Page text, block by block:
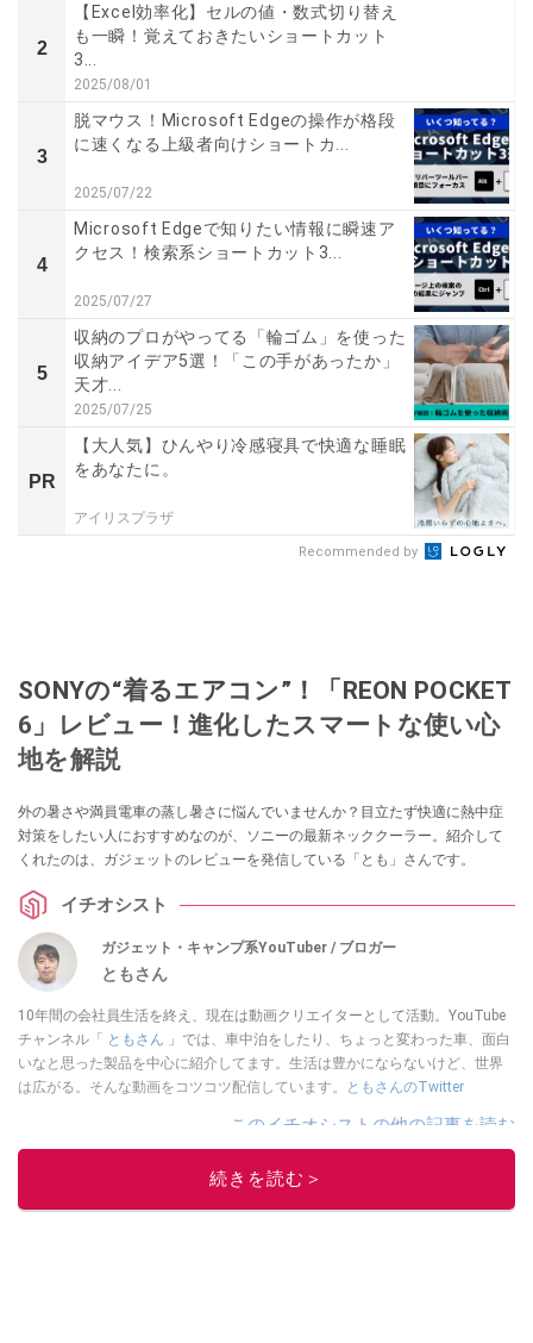
2
【Excel効率化】セルの値・数式切り替え
も一瞬！覚えておきたいショートカット
3...
2025/08/01
3
脱マウス！Microsoft Edgeの操作が格段
に速くなる上級者向けショートカ...
2025/07/22
4
Microsoft Edgeで知りたい情報に瞬速ア
クセス！検索系ショートカット3...
2025/07/27
5
収納のプロがやってる「輪ゴム」を使った
収納アイデア5選！「この手があったか」
天才...
2025/07/25
PR
【大人気】ひんやり冷感寝具で快適な睡眠
をあなたに。
アイリスプラザ
Recommended by
SONYの“着るエアコン”！「REON POCKET
6」レビュー！進化したスマートな使い心
地を解説
外の暑さや満員電車の蒸し暑さに悩んでいませんか？目立たず快適に熱中症
対策をしたい人におすすめなのが、ソニーの最新ネッククーラー。紹介して
くれたのは、ガジェットのレビューを発信している「とも」さんです。
イチオシスト
ガジェット・キャンプ系YouTuber / ブロガー
ともさん
10年間の会社員生活を終え、現在は動画クリエイターとして活動。YouTube
チャンネル「
ともさん 」では、車中泊をしたり、ちょっと変わった車、面白
いなと思った製品を中心に紹介してます。生活は豊かにならないけど、世界
は広がる。そんな動画をコツコツ配信しています。
ともさんのTwitter
このイチオシストの他の記事を読む
続きを読む＞